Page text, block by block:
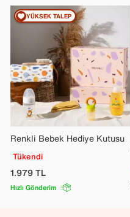
Renkli Bebek Hediye Kutusu
Tükendi
1.979TL
Hızlı Gönderim
YÜKSEK TALEP